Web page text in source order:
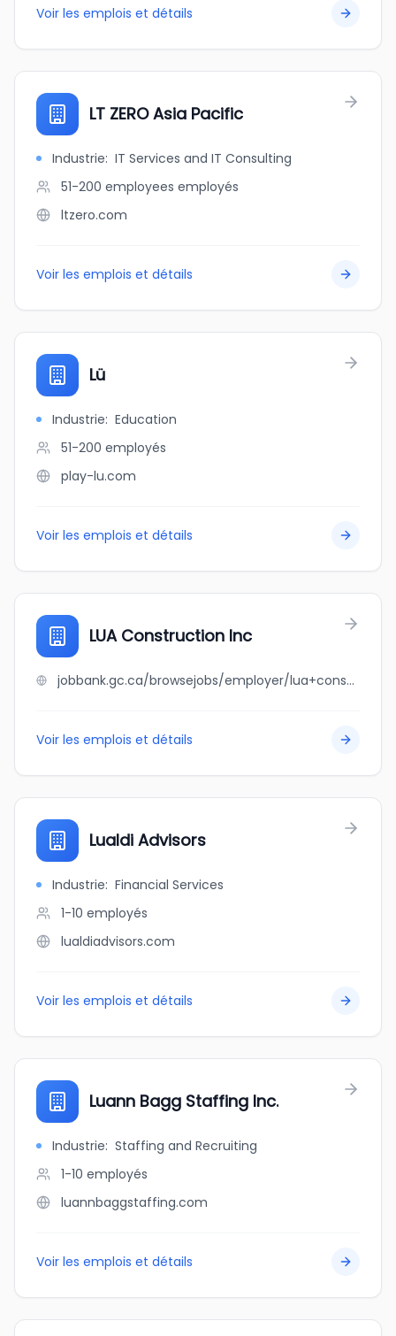
Voir les emplois et détails
LT ZERO Asia Pacific
Industrie: IT Services and IT Consulting
51-200 employees employés
ltzero.com
Voir les emplois et détails
Lü
Industrie: Education
51-200 employés
play-lu.com
Voir les emplois et détails
LUA Construction Inc
jobbank.gc.ca/browsejobs/employer/lua+construction+inc/ca
Voir les emplois et détails
Lualdi Advisors
Industrie: Financial Services
1-10 employés
lualdiadvisors.com
Voir les emplois et détails
Luann Bagg Staffing Inc.
Industrie: Staffing and Recruiting
1-10 employés
luannbaggstaffing.com
Voir les emplois et détails